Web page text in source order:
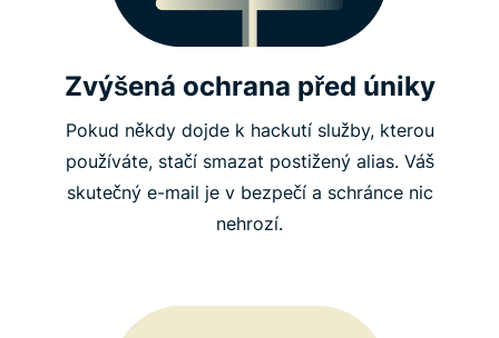
Zvýšená ochrana před úniky
Pokud někdy dojde k hackutí služby, kterou
používáte, stačí smazat postižený alias. Váš
skutečný e-mail je v bezpečí a schránce nic
nehrozí.